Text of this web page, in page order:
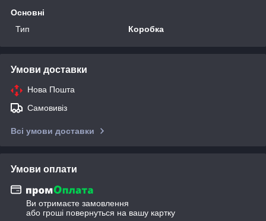
Основні
Тип
Коробка
Умови доставки
Нова Пошта
Самовивіз
Всі умови доставки
Умови оплати
Ви отримаєте замовлення
або гроші повернуться на вашу картку